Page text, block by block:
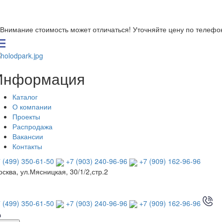
Внимание стоимость может отличаться! Уточняйте цену по
Каталог
О компании
Проекты
Распродажа
Вакансии
Контакты
(499) 350-61-50
+7 (903) 240-96-96
+7 (909) 162-96-96
ул.Мясницкая, 30/1/2,стр.2
(499) 350-61-50 +7 (903) 240-96-96 +7 (909) 162-96-96